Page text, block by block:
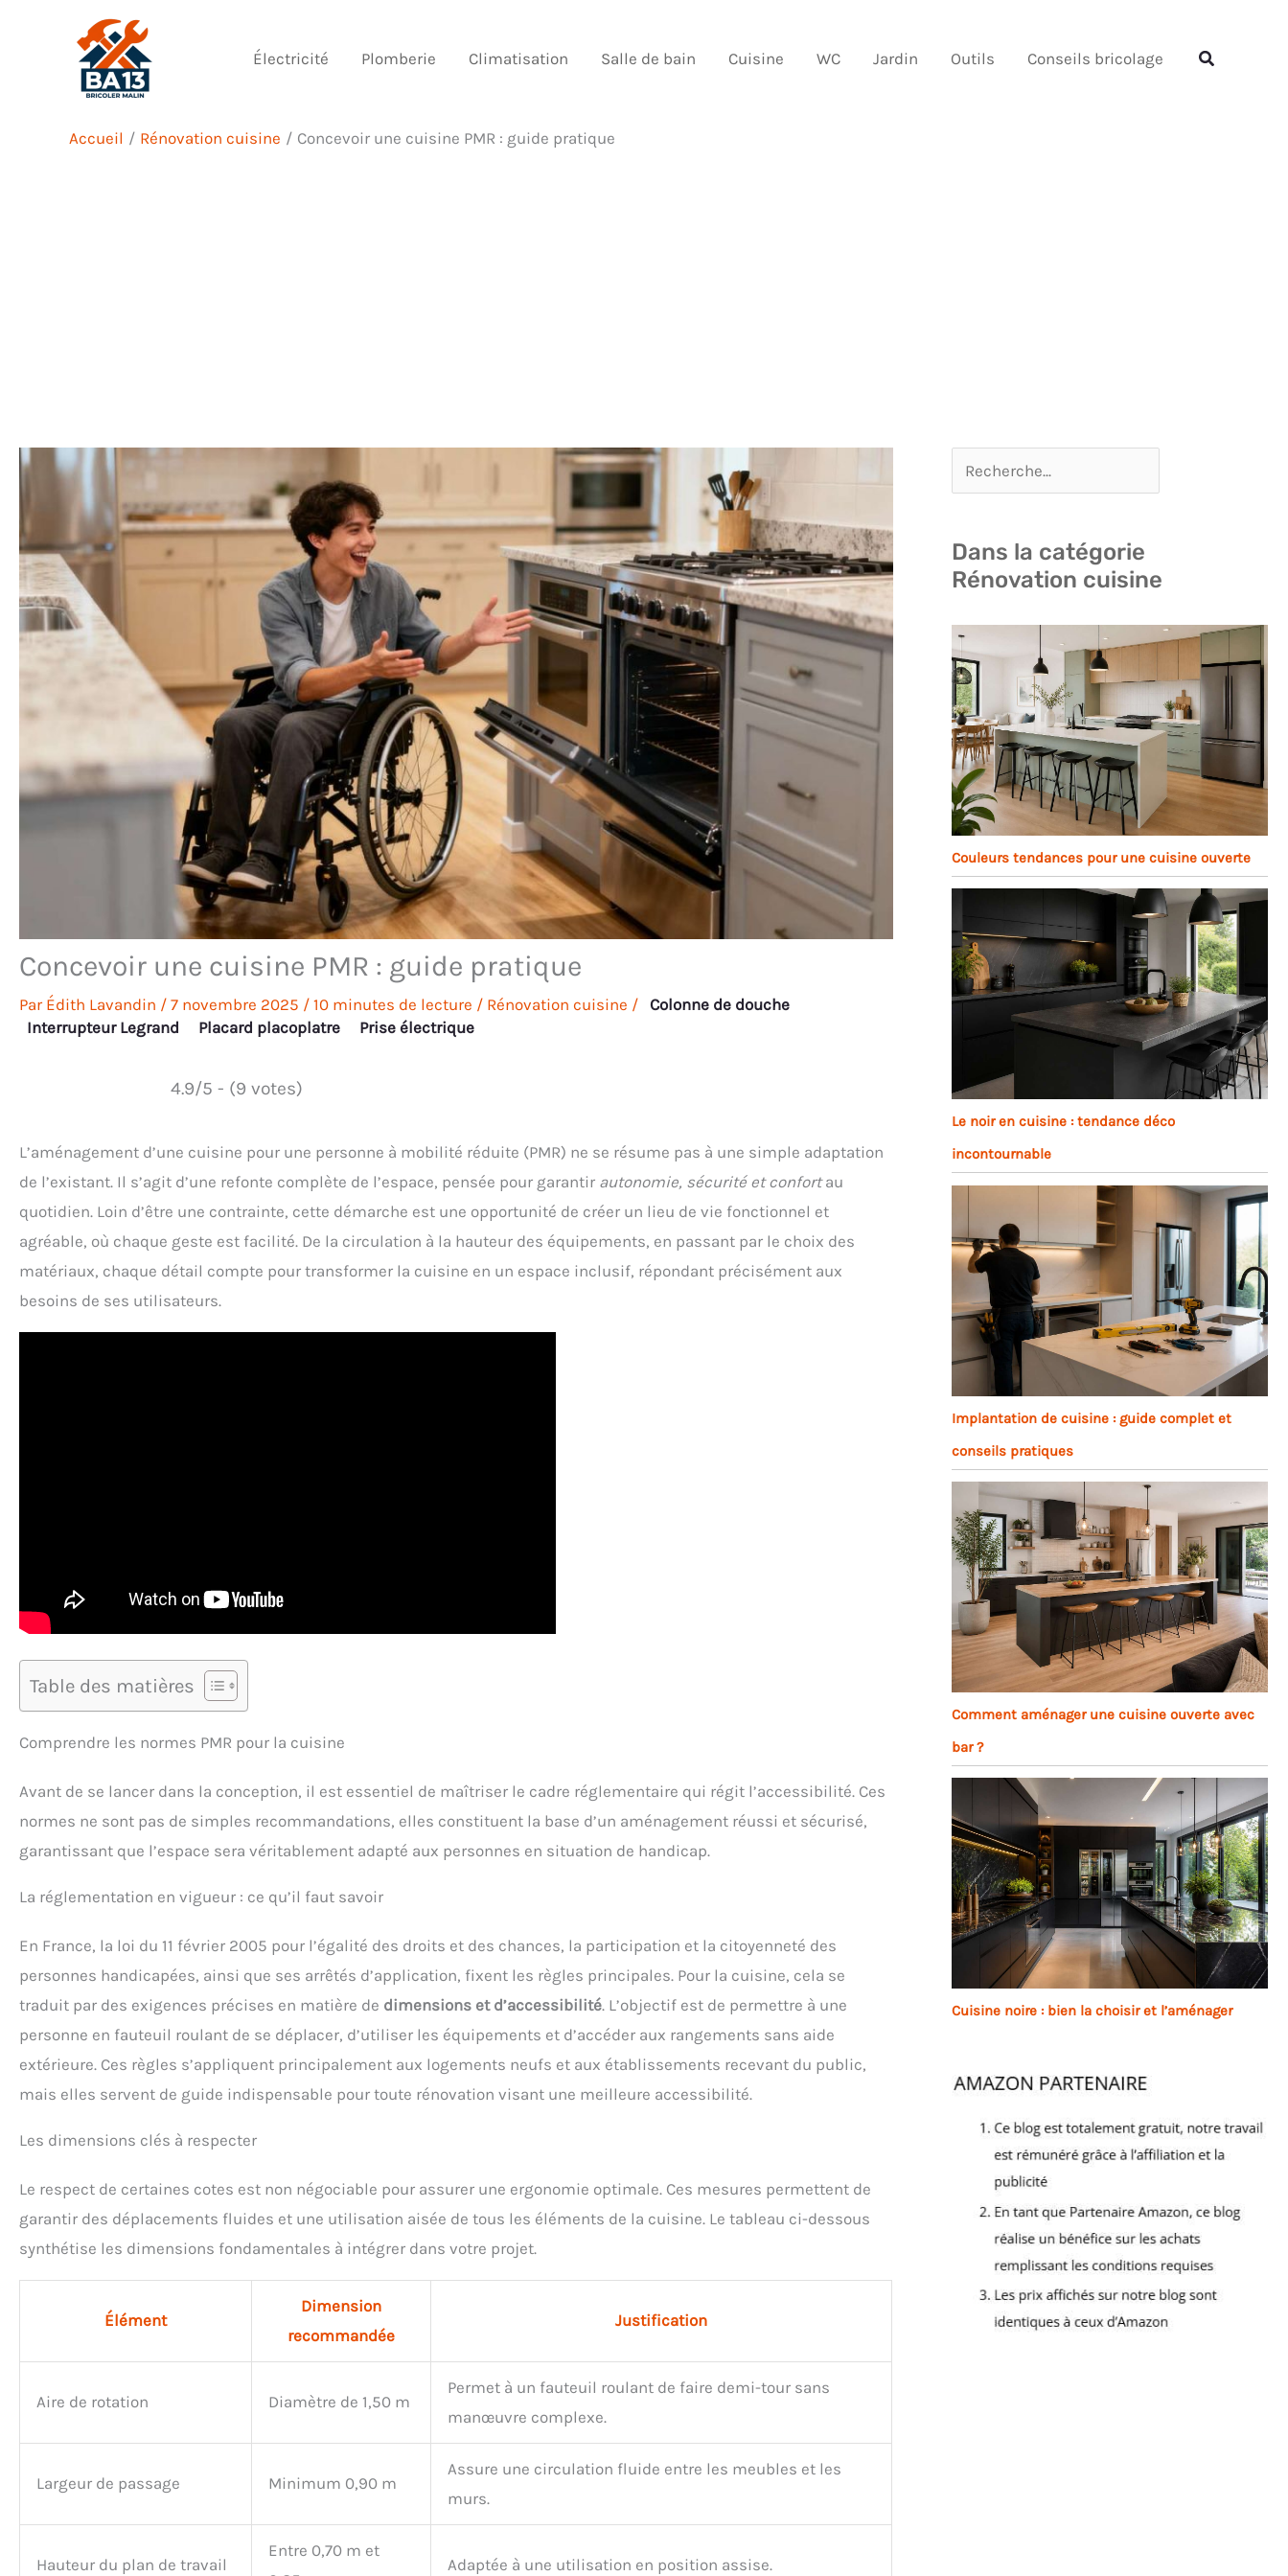
Électricité Plomberie Climatisation Salle de bain Cuisine WC Jardin Outils Conseils bricolage Rechercher
Accueil Rénovation cuisine Concevoir une cuisine PMR : guide pratique
Concevoir une cuisine PMR : guide pratique
Par Édith Lavandin / 7 novembre 2025 / 10 minutes de lecture / Rénovation cuisine / Colonne de douche
Interrupteur Legrand
Placard placoplatre Prise électrique
4.9/5 - (9 votes)
L’aménagement d’une cuisine pour une personne à mobilité réduite (PMR) ne se résume pas à une simple adaptation
de l’existant. Il s’agit d’une refonte complète de l’espace, pensée pour garantir autonomie, sécurité et confortau
quotidien. Loin d’être une contrainte, cette démarche est une opportunité de créer un lieu de vie fonctionnel et
agréable, où chaque geste est facilité. De la circulation à la hauteur des équipements, en passant par le choix des
matériaux, chaque détail compte pour transformer la cuisine en un espace inclusif, répondant précisément aux
besoins de ses utilisateurs.
Table des matières
Comprendre les normes PMR pour la cuisine
Avant de se lancer dans la conception, il est essentiel de maîtriser le cadre réglementaire qui régit l’accessibilité. Ces
normes ne sont pas de simples recommandations, elles constituent la base d’un aménagement réussi et sécurisé,
garantissant que l’espace sera véritablement adapté aux personnes en situation de handicap.
La réglementation en vigueur : ce qu’il faut savoir
En France, la loi du 11 février 2005 pour l’égalité des droits et des chances, la participation et la citoyenneté des
personnes handicapées, ainsi que ses arrêtés d’application, fixent les règles principales. Pour la cuisine, cela se
traduit par des exigences précises en matière de dimensions et d’accessibilité. L’objectif est de permettre à une
personne en fauteuil roulant de se déplacer, d’utiliser les équipements et d’accéder aux rangements sans aide
extérieure. Ces règles s’appliquent principalement aux logements neufs et aux établissements recevant du public,
mais elles servent de guide indispensable pour toute rénovation visant une meilleure accessibilité.
Les dimensions clés à respecter
Le respect de certaines cotes est non négociable pour assurer une ergonomie optimale. Ces mesures permettent de
garantir des déplacements fluides et une utilisation aisée de tous les éléments de la cuisine. Le tableau ci-dessous
synthétise les dimensions fondamentales à intégrer dans votre projet.
Élément
Dimension
recommandée
Justification
Aire de rotation Diamètre de 1,50 m
Permet à un fauteuil roulant de faire demi-tour sans
manœuvre complexe.
Largeur de passage Minimum 0,90 m
Assure une circulation fluide entre les meubles et les
murs.
Hauteur du plan de travail
Entre 0,70 m et
Adaptée à une utilisation en position assise.
Dans la catégorie
Rénovation cuisine
Couleurs tendances pour une cuisine ouverte
Le noir en cuisine : tendance déco
incontournable
Implantation de cuisine : guide complet et
conseils pratiques
Comment aménager une cuisine ouverte avec
bar ?
Cuisine noire : bien la choisir et l’aménager